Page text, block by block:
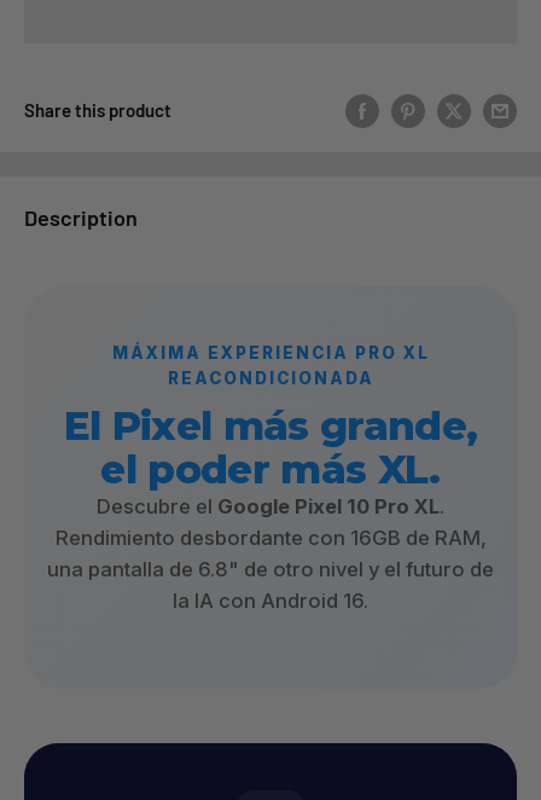
Share this product
Description
MÁXIMA EXPERIENCIA PRO XL
REACONDICIONADA
El Pixel más grande,
el poder más XL.
Descubre el Google Pixel 10 Pro XL.
Rendimiento desbordante con 16GB de RAM,
una pantalla de 6.8" de otro nivel y el futuro de
la IA con Android 16.